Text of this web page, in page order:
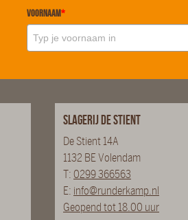
Voornaam*
Slagerij De Stient
De Stient 14A
1132 BE Volendam
T: 0299 366563
E: info@runderkamp.nl
Geopend tot 18.00 uur